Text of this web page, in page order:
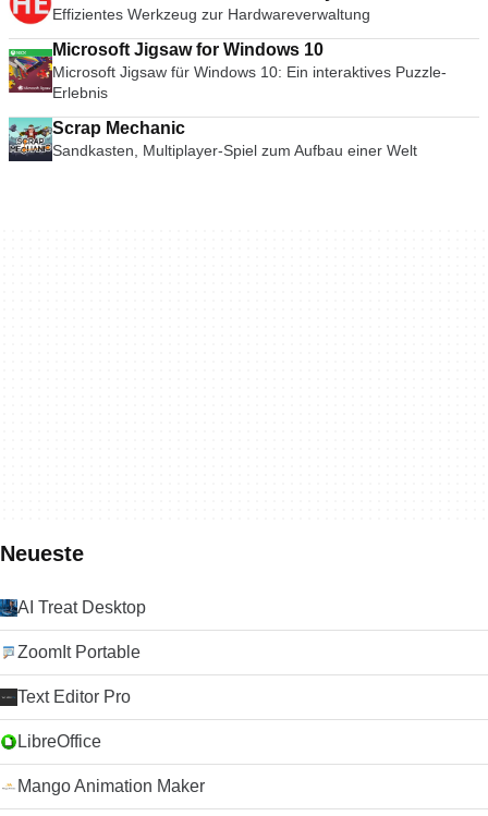
Effizientes Werkzeug zur Hardwareverwaltung
Microsoft Jigsaw for Windows 10
Microsoft Jigsaw für Windows 10: Ein interaktives Puzzle-
Erlebnis
Scrap Mechanic
Sandkasten, Multiplayer-Spiel zum Aufbau einer Welt
Neueste
AI Treat Desktop
ZoomIt Portable
Text Editor Pro
LibreOffice
Mango Animation Maker